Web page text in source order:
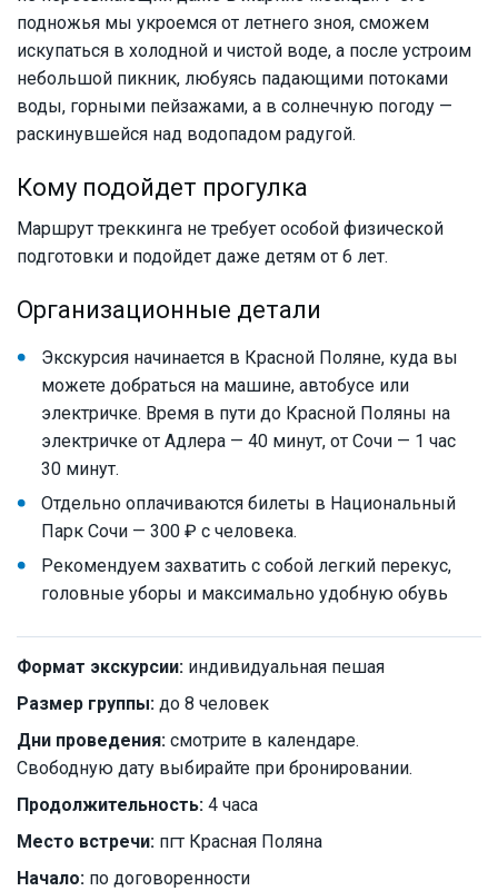
подножья мы укроемся от летнего зноя, сможем
искупаться в холодной и чистой воде, а после устроим
небольшой пикник, любуясь падающими потоками
воды, горными пейзажами, а в солнечную погоду —
раскинувшейся над водопадом радугой.
Кому подойдет прогулка
Маршрут треккинга не требует особой физической
подготовки и подойдет даже детям от 6 лет.
Организационные детали
Экскурсия начинается в Красной Поляне, куда вы
можете добраться на машине, автобусе или
электричке. Время в пути до Красной Поляны на
электричке от Адлера — 40 минут, от Сочи — 1 час
30 минут.
Отдельно оплачиваются билеты в Национальный
Парк Сочи — 300 ₽ с человека.
Рекомендуем захватить с собой легкий перекус,
головные уборы и максимально удобную обувь
Формат экскурсии: индивидуальная пешая
Размер группы: до 8 человек
Дни проведения: смотрите в календаре.
Свободную дату выбирайте при бронировании.
Продолжительность: 4 часа
Место встречи: пгт Красная Поляна
Начало: по договоренности